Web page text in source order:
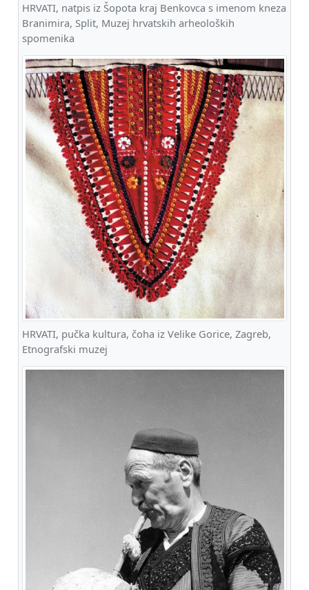
HRVATI, natpis iz Šopota kraj Benkovca s imenom kneza
Branimira, Split, Muzej hrvatskih arheoloških
spomenika
HRVATI, pučka kultura, čoha iz Velike Gorice, Zagreb,
Etnografski muzej